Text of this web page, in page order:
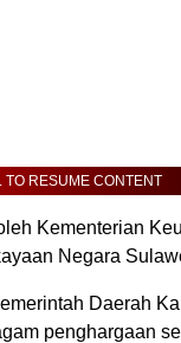
TO RESUME CONTENT
Kementerian
Negara
Daerah
penghargaan